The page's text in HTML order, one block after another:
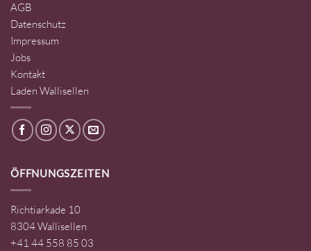
AGB
Datenschutz
Impressum
Jobs
Kontakt
Laden Wallisellen
ÖFFNUNGSZEITEN
Richtiarkade 10
8304 Wallisellen
+41 44 558 85 03